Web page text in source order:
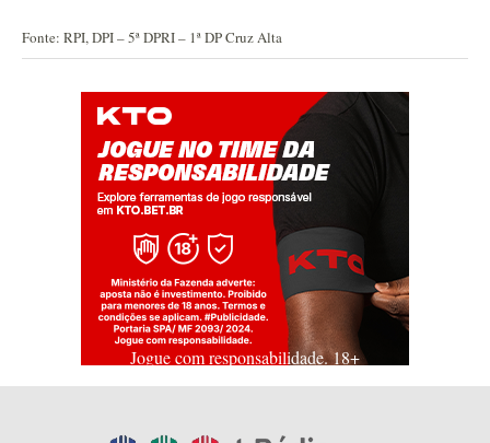
Fonte: RPI, DPI – 5ª DPRI – 1ª DP Cruz Alta
Jogue com responsabilidade. 18+